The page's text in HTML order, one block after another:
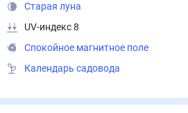
Старая луна
UV-индекс 8
Спокойное магнитное поле
Календарь садовода